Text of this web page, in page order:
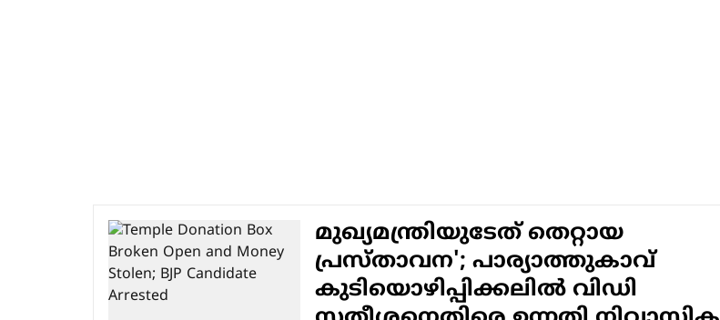
മുഖ്യമന്ത്രിയുടേത് തെറ്റായ
പ്രസ്താവന'; പാര്യാത്തുകാവ്
കുടിയൊഴിപ്പിക്കലിൽ വിഡി